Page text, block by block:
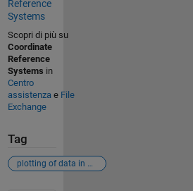
Reference
Systems
Scopri di più su
Coordinate
Reference
Systems in
Centro
assistenzae File
Exchange
Tag
plotting of data in matlab (xy-variable)